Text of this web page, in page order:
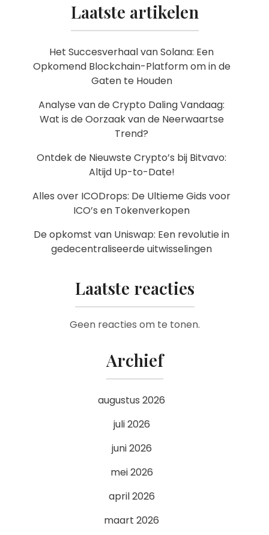
Laatste artikelen
Het Succesverhaal van Solana: Een
Opkomend Blockchain-Platform om in de
Gaten te Houden
Analyse van de Crypto Daling Vandaag:
Wat is de Oorzaak van de Neerwaartse
Trend?
Ontdek de Nieuwste Crypto’s bij Bitvavo:
Altijd Up-to-Date!
Alles over ICODrops: De Ultieme Gids voor
ICO’s en Tokenverkopen
De opkomst van Uniswap: Een revolutie in
gedecentraliseerde uitwisselingen
Laatste reacties
Geen reacties om te tonen.
Archief
augustus 2026
juli 2026
juni 2026
mei 2026
april 2026
maart 2026